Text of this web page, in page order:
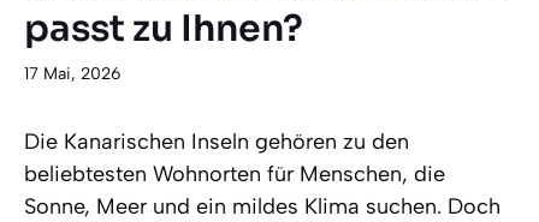
passt zu Ihnen?
17 Mai, 2026
Die Kanarischen Inseln gehören zu den
beliebtesten Wohnorten für Menschen, die
Sonne, Meer und ein mildes Klima suchen. Doch